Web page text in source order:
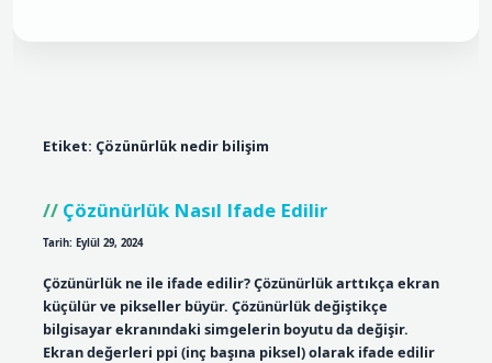
Etiket: Çözünürlük nedir bilişim
Çözünürlük Nasıl Ifade Edilir
Tarih: Eylül 29, 2024
Çözünürlük ne ile ifade edilir? Çözünürlük arttıkça ekran
küçülür ve pikseller büyür. Çözünürlük değiştikçe
bilgisayar ekranındaki simgelerin boyutu da değişir.
Ekran değerleri ppi (inç başına piksel) olarak ifade edilir